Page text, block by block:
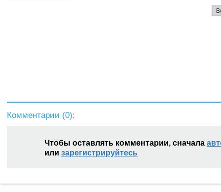
Комментарии (0):
Чтобы оставлять комментарии, сначала
или зарегистрируйтесь